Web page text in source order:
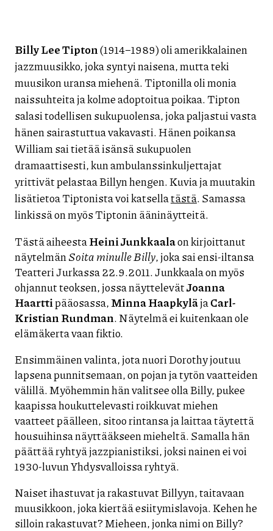
Billy Lee Tipton(1914–1989) oli amerikkalainen
jazzmuusikko, joka syntyi naisena, mutta teki
muusikon uransa miehenä. Tiptonilla oli monia
naissuhteita ja kolme adoptoitua poikaa. Tipton
salasi todellisen sukupuolensa, joka paljastui vasta
hänen sairastuttua vakavasti. Hänen poikansa
William sai tietää isänsä sukupuolen
dramaattisesti, kun ambulanssinkuljettajat
yrittivät pelastaa Billyn hengen. Kuvia ja muutakin
lisätietoa Tiptonista voi katsellatästä. Samassa
linkissä on myös Tiptonin ääninäytteitä.
Tästä aiheestaHeini Junkkaalaon kirjoittanut
näytelmänSoita minulle Billy, joka sai ensi-iltansa
Teatteri Jurkassa 22.9.2011. Junkkaala on myös
ohjannut teoksen, jossa näyttelevätJoanna
Haarttipääosassa,Minna HaapkyläjaCarl-
Kristian Rundman. Näytelmä ei kuitenkaan ole
elämäkerta vaan fiktio.
Ensimmäinen valinta, jota nuori Dorothy joutuu
lapsena punnitsemaan, on pojan ja tytön vaatteiden
välillä. Myöhemmin hän valitsee olla Billy, pukee
kaapissa houkuttelevasti roikkuvat miehen
vaatteet päälleen, sitoo rintansa ja laittaa täytettä
housuihinsa näyttääkseen mieheltä. Samalla hän
päättää ryhtyä jazzpianistiksi, joksi nainen ei voi
1930-luvun Yhdysvalloissa ryhtyä.
Naiset ihastuvat ja rakastuvat Billyyn, taitavaan
muusikkoon, joka kiertää esiitymislavoja. Kehen he
silloin rakastuvat? Mieheen, jonka nimi on Billy?